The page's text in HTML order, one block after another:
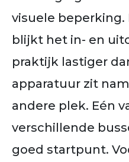
visuele beperking.
blijkt het in- en
praktijk lastiger
apparatuur zit
andere plek. Eén
verschillende
goed startpunt.